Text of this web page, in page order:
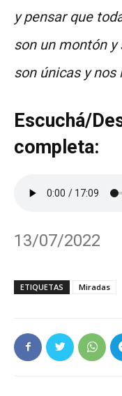
y pensar que
son un montón
son únicas y
Escuchá/
completa:
13/07/2022
ETIQUETAS Miradas